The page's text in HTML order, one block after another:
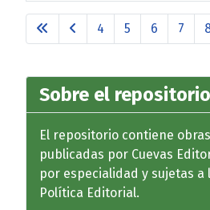
Artículos
4 5 6 7
Sobre el repositorio
El repositorio contiene
publicadas por Cuevas
por especialidad y sujetas a
Política Editorial.